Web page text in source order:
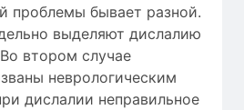
проблемы бывает разной.
выделяют дислалию
втором случае
неврологическим
дислалии неправильное